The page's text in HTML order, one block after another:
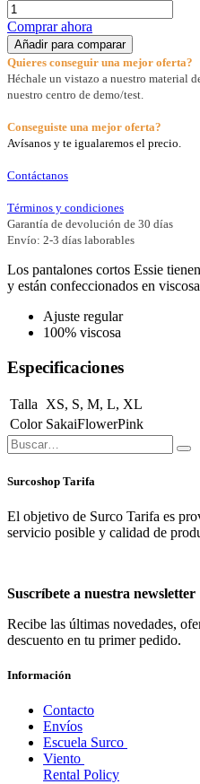
Comprar ahora
Añadir para comparar
Quieres conseguir una mejor oferta?
Héchale un vistazo a nuestro material
nuestro centro de demo/test.
Conseguiste una mejor oferta?
Avísanos y te igualaremos el precio.
Contáctanos
Términos y condiciones
Garantía de devolución de 30 días
Envío: 2-3 días laborables
Los pantalones cortos Essie
y están confeccionados en
Ajuste regular
100% viscosa
Especificaciones
Talla XS, S, M, L, XL
Color SakaiFlowerPink
Surcoshop Tarifa
El objetivo de Surco Tarifa es
servicio posible y calidad de
Suscríbete a nuestra newsletter
Recibe las últimas novedades,
descuento en tu primer pedido.
Información
Contacto
Envíos
Escuela Surco
Viento
Rental Policy